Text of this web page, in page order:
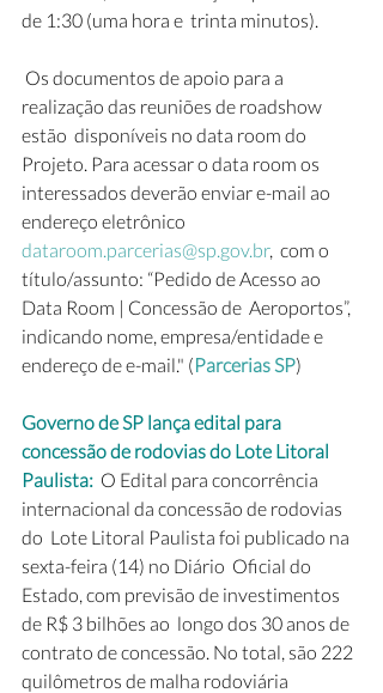
de 1:30 (uma hora e  trinta minutos).
realização das reuniões de roadshow
estão  disponíveis no data room do
Projeto. Para acessar o data room os
interessados deverão enviar e-mail ao
endereço eletrônico
dataroom.parcerias@sp.gov.br,  com o
título/assunto: “Pedido de Acesso ao
Data Room | Concessão de  Aeroportos”,
indicando nome, empresa/entidade e
endereço de e-mail." (Parcerias SP)
Governo de SP lança edital para
concessão de rodovias do Lote Litoral
Paulista:
  O Edital para concorrência
internacional da concessão de rodovias
do  Lote Litoral Paulista foi publicado na
sexta-feira (14) no Diário  Oficial do
Estado, com previsão de investimentos
de R$ 3 bilhões ao  longo dos 30 anos de
contrato de concessão. No total, são 222
quilômetros de malha rodoviária